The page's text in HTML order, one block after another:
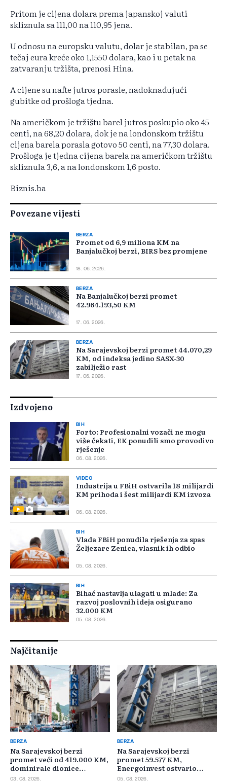
Pritom je cijena dolara prema japanskoj valuti
skliznula sa 111,00 na 110,95 jena.
U odnosu na europsku valutu, dolar je stabilan, pa se
tečaj eura kreće oko 1,1550 dolara, kao i u petak na
zatvaranju tržišta, prenosi Hina.
A cijene su nafte jutros porasle, nadoknađujući
gubitke od prošloga tjedna.
Na američkom je tržištu barel jutros poskupio oko 45
centi, na 68,20 dolara, dok je na londonskom tržištu
cijena barela porasla gotovo 50 centi, na 77,30 dolara.
Prošloga je tjedna cijena barela na američkom tržištu
skliznula 3,6, a na londonskom 1,6 posto.
Biznis.ba
Povezane vijesti
BERZA
Promet od 6,9 miliona KM na
Banjalučkoj berzi, BIRS bez promjene
18. 06. 2026.
BERZA
Na Banjalučkoj berzi promet
42.964.193,50 KM
17. 06. 2026.
BERZA
Na Sarajevskoj berzi promet 44.070,29
KM, od indeksa jedino SASX-30
zabilježio rast
17. 06. 2026.
Izdvojeno
BIH
Forto: Profesionalni vozači ne mogu
više čekati, EK ponudili smo provodivo
rješenje
06. 08. 2026.
VIDEO
Industrija u FBiH ostvarila 18 milijardi
KM prihoda i šest milijardi KM izvoza
06. 08. 2026.
BIH
Vlada FBiH ponudila rješenja za spas
Željezare Zenica, vlasnik ih odbio
05. 08. 2026.
BIH
Bihać nastavlja ulagati u mlade: Za
razvoj poslovnih ideja osigurano
32.000 KM
05. 08. 2026.
Najčitanije
BERZA
Na Sarajevskoj berzi
promet veći od 419.000 KM,
dominirale dionice
Privredne banke Sarajevo
03. 08. 2026.
BERZA
Na Sarajevskoj berzi
promet 59.577 KM,
Energoinvest ostvario
najveći promet
05. 08. 2026.